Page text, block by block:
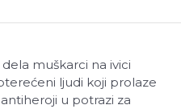
muškarci na ivici
ljudi koji prolaze
u potrazi za